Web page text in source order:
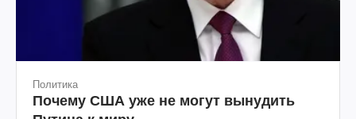
Политика
Почему США уже не могут вынудить